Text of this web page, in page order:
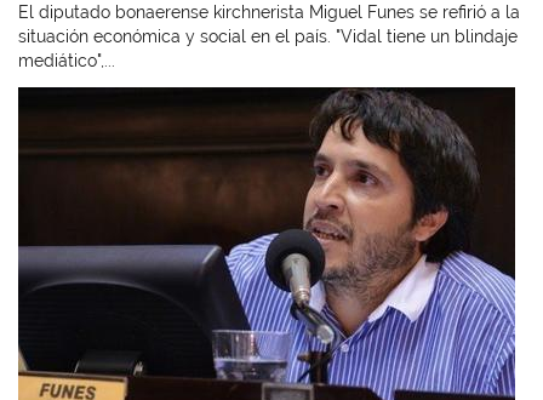
El diputado bonaerense kirchnerista Miguel Funes se refirió a la
situación económica y social en el país. "Vidal tiene un blindaje
mediático",...